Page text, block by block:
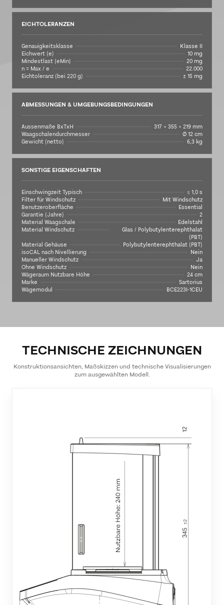
EICHTOLERANZEN
Genauigkeitsklasse
Klasse II
Eichwert (e)
10 mg
Mindestlast (eMin)
20 mg
n = Max / e
22.000
Eichtoleranz (bei 220 g)
± 15 mg
ABMESSUNGEN & UMGEBUNGSBEDINGUNGEN
Aussenmaße BxTxH
317 × 355 × 219 mm
Waagschalendurchmesser
Ø 12 cm
Gewicht (netto)
6,3 kg
SONSTIGE EIGENSCHAFTEN
Einschwingzeit Typisch
≤ 1,0 s
Filter für Windschutz
Mit Windschutz
Benutzeroberfläche
Essential
Garantie (Jahre)
2
Material Waagschale
Edelstahl
Material Windschutz
Glas / Polybutylenterephthalat
(PBT)
Material Gehäuse
Polybutylenterephthalat (PBT)
isoCAL nach Nivellierung
Nein
Manueller Windschutz
Ja
Ohne Windschutz
Nein
Wägeraum Nutzbare Höhe
24 cm
Marke
Sartorius
Wägemodul
BCE223I-1CEU
TECHNISCHE ZEICHNUNGEN
Konstruktionsansichten, Maßskizzen und technische Visualisierungen
zum ausgewählten Modell.